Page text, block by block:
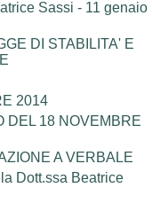
Sassi - 11 genaio
DI STABILITA' E
2014
DEL 18 NOVEMBRE
A VERBALE
Dott.ssa Beatrice